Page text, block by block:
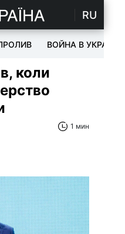
RU
ВОЙНА В УКРАИНЕ
коли
1 мин